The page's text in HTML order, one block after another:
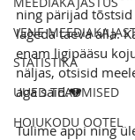
VENE
STATISTIKA
UUED TEADMISED
HOIUKODU OOTEL
ning pärijad
lageda taeva alla.
enam ligipääsu
näljas, otsisid
aga said.💔
Tulime appi ning